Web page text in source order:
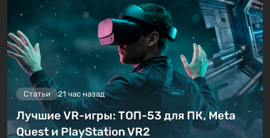
Статьи 21 час назад
Лучшие VR-игры: ТОП-53 для ПК, Meta
Quest и PlayStation VR2